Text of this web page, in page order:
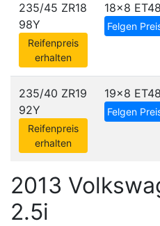
235/45 ZR18
98Y
Reifenpreis
erhalten
18x8 ET48
Felgen
235/40 ZR19
92Y
Reifenpreis
erhalten
19x8 ET48
Felgen
2013
2.5i